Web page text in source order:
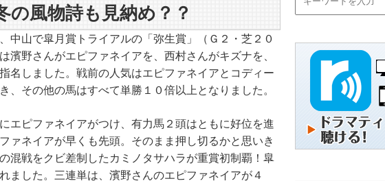
風物詩も見納め？？
中山で皐月賞トライアルの「弥生賞」（Ｇ２・芝２０
濱野さんがエピファネイアを、西村さんがキズナを、
名しました。戦前の人気はエピファネイアとコディー
、その他の馬はすべて単勝１０倍以上となりました。
エピファネイアがつけ、有力馬２頭はともに好位を進
ァネイアが早くも先頭。そのまま押し切るかと思いき
混戦をクビ差制したカミノタサハラが重賞初制覇！皐
ました。三連単は、濱野さんのエピファネイアが４